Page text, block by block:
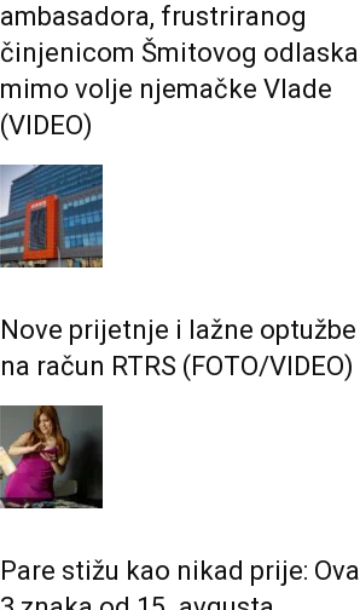
ambasadora, frustriranog
činjenicom Šmitovog odlaska
mimo volje njemačke Vlade
(VIDEO)
Nove prijetnje i lažne optužbe
na račun RTRS (FOTO/VIDEO)
Pare stižu kao nikad prije: Ova